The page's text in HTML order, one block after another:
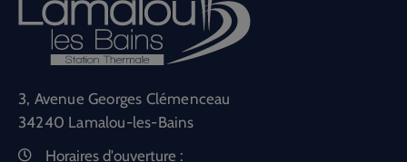
3, Avenue Georges Clémenceau
34240 Lamalou-les-Bains
Horaires d'ouverture :